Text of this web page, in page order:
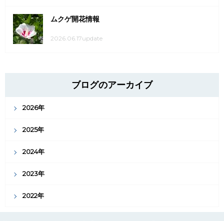
ムクゲ開花情報
2026.06.17update
ブログのアーカイブ
2026年
2025年
2024年
2023年
2022年